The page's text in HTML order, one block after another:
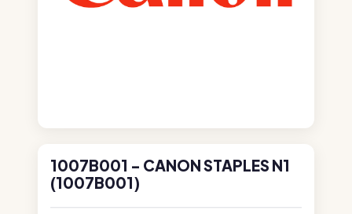
1007B001 - CANON STAPLES N1
(1007B001)